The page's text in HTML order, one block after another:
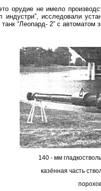
орудие не имело
индустри”, исследовали
“Леопард- 2” с автоматом
140 - мм
казённая часть